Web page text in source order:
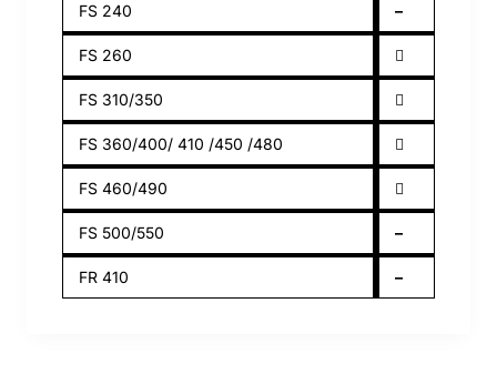
FS 240 –
FS 260
FS 310/350
FS 360/400/ 410 /450 /480
FS 460/490
FS 500/550 –
FR 410 –